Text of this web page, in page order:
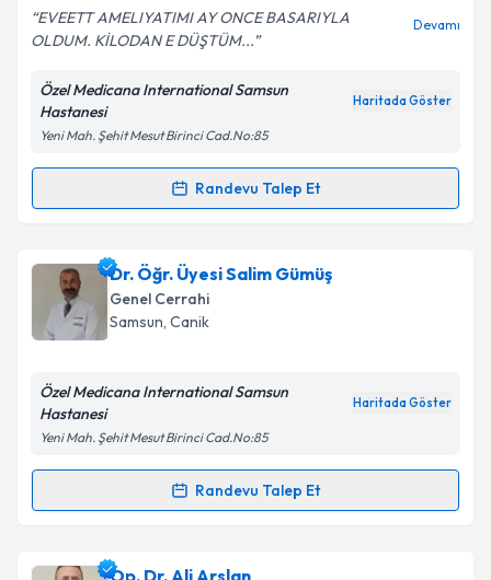
E-posta Adresiniz
Kişisel verilerimin işlenmesine ilişkin
Metni'ni okudum ve kişisel verilerimin belirtilen
kapsamda işlenmesini kabul ediyorum.
EVEETT AMELIYATIMI AY ONCE BASARIYLA
OLDUM. KİLODAN E DÜŞTÜM...
Devamı
Özel Medicana International Samsun
Hastanesi
Haritada Göster
Yeni Mah. Şehit Mesut Birinci Cad.No:85
Randevu Talep Et
Randevu Takvimi Talebi
Doç. Dr. Sönmez Ocakiçin randevu takvimi talebi
oluşturun. Size bu uzmandan randevu almanız için bir
takvim hazırlandığında e-posta ile bilgilendireceğiz.
Kişisel verilerimin işlenmesine ilişkinAydınlatma
'ni okudum ve kişisel verilerimin belirtilen
kapsamda işlenmesini kabul ediyorum.
Dr. Öğr. Üyesi Salim Gümüş
Genel Cerrahi
Samsun, Canik
Özel Medicana International Samsun
Hastanesi
Haritada Göster
Yeni Mah. Şehit Mesut Birinci Cad.No:85
Randevu Talep Et
Randevu Takvimi Talebi
Dr. Öğr. Üyesi Salim Gümüş
Op. Dr. Ali Arslan